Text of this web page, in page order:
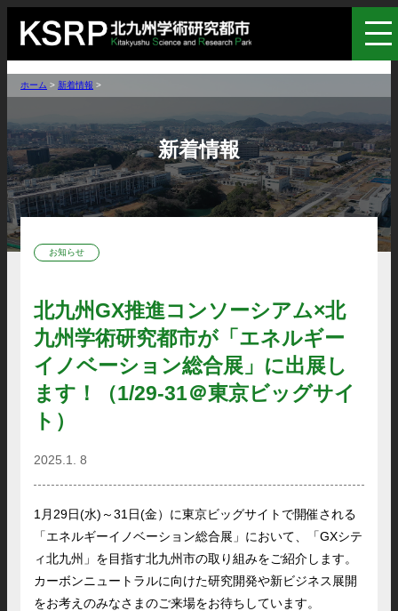
ホーム >新着情報 >
新着情報
お知らせ
北九州GX推進コンソーシアム×北
九州学術研究都市が「エネルギー
イノベーション総合展」に出展し
ます！（1/29-31＠東京ビッグサイ
ト）
2025.1. 8
1月29日(水)～31日(金）に東京ビッグサイトで開催される
「エネルギーイノベーション総合展」において、「GXシテ
ィ北九州」を目指す北九州市の取り組みをご紹介します。
カーボンニュートラルに向けた研究開発や新ビジネス展開
をお考えのみなさまのご来場をお待ちしています。